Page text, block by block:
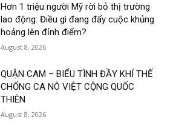
Hơn 1 triệu người Mỹ rời bỏ thị trường
lao động: Điều gì đang đẩy cuộc khủng
hoảng lên đỉnh điểm?
August 8, 2026
QUẬN CAM – BIỂU TÌNH ĐẦY KHÍ THẾ
CHỐNG CA NÔ VIỆT CỘNG QUỐC
THIÊN
August 8, 2026